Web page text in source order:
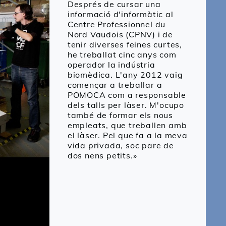
Després de cursar una
informació d'informàtic al
Centre Professionnel du
Nord Vaudois (CPNV) i de
tenir diverses feines curtes,
he treballat cinc anys com
operador la indústria
biomèdica. L'any 2012 vaig
començar a treballar a
POMOCA com a responsable
dels talls per làser. M'ocupo
també de formar els nous
empleats, que treballen amb
el làser. Pel que fa a la meva
vida privada, soc pare de
dos nens petits.»